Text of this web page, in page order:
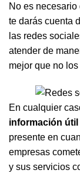
No es
te darás cuenta
las redes
atender de
mejor que no
En cualquier
información útil
presente en
empresas
y sus servicios